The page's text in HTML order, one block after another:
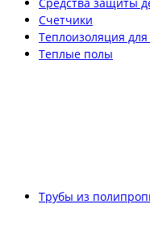
Счетчики
Теплоизоляция для
Теплые полы
Трубы из